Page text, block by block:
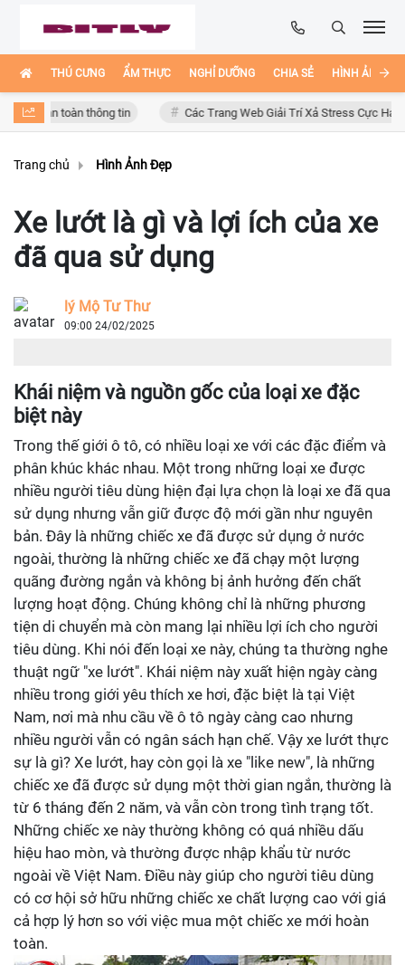
THÚ CƯNG ẨM THỰC NGHỈ DƯỠNG CHIA SẺ HÌNH ẢNH
an toàn thông tin Các Trang Web Giải Trí Xả Stress Cực Hay Ho
Trang chủ Hình Ảnh Đẹp
Xe lướt là gì và lợi ích của xe
đã qua sử dụng
lý Mộ Tư Thư
09:00 24/02/2025
Khái niệm và nguồn gốc của loại xe đặc
biệt này
Trong thế giới ô tô, có nhiều loại xe với các đặc điểm và
phân khúc khác nhau. Một trong những loại xe được
nhiều người tiêu dùng hiện đại lựa chọn là loại xe đã qua
sử dụng nhưng vẫn giữ được độ mới gần như nguyên
bản. Đây là những chiếc xe đã được sử dụng ở nước
ngoài, thường là những chiếc xe đã chạy một lượng
quãng đường ngắn và không bị ảnh hưởng đến chất
lượng hoạt động. Chúng không chỉ là những phương
tiện di chuyển mà còn mang lại nhiều lợi ích cho người
tiêu dùng. Khi nói đến loại xe này, chúng ta thường nghe
thuật ngữ "xe lướt". Khái niệm này xuất hiện ngày càng
nhiều trong giới yêu thích xe hơi, đặc biệt là tại Việt
Nam, nơi mà nhu cầu về ô tô ngày càng cao nhưng
nhiều người vẫn có ngân sách hạn chế. Vậy xe lướt thực
sự là gì? Xe lướt, hay còn gọi là xe "like new", là những
chiếc xe đã được sử dụng một thời gian ngắn, thường là
từ 6 tháng đến 2 năm, và vẫn còn trong tình trạng tốt.
Những chiếc xe này thường không có quá nhiều dấu
hiệu hao mòn, và thường được nhập khẩu từ nước
ngoài về Việt Nam. Điều này giúp cho người tiêu dùng
có cơ hội sở hữu những chiếc xe chất lượng cao với giá
cả hợp lý hơn so với việc mua một chiếc xe mới hoàn
toàn.